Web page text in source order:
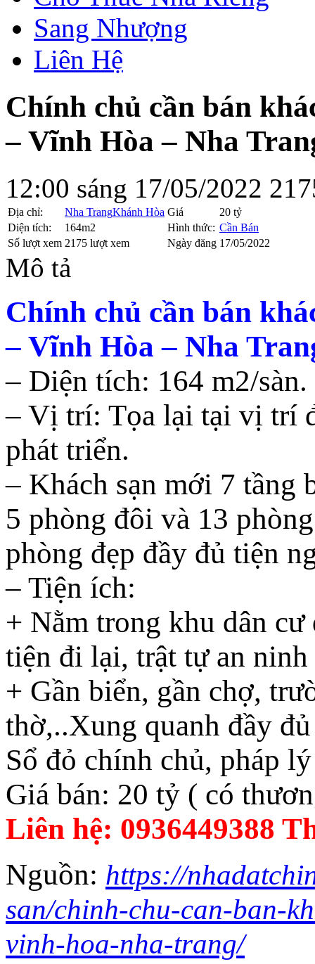
Sang Nhượng
Liên Hệ
Chính chủ cần bán
– Vĩnh Hòa – Nha
12:00 sáng 17/05/2022
Địa chỉ: Nha TrangKhánh Hòa Giá
20 tỷ
Diện tích:
164m2 Hình thức: Cần Bán
Số lượt xem 2175 lượt xem Ngày đăng 17/05/2022
Mô tả
Chính chủ cần bán
– Vĩnh Hòa – Nha
– Diện tích: 164 m2/sàn.
– Vị trí: Tọa lại tại vị trí
phát triển.
– Khách sạn mới 7 tầng
5 phòng đôi và 13
phòng đẹp đầy đủ tiện
– Tiện ích:
+ Nằm trong khu dân
tiện đi lại, trật tự an
+ Gần biển, gần chợ,
thờ,..Xung quanh đầy
Sổ đỏ chính chủ, pháp
Giá bán: 20 tỷ ( có
Liên hệ: 0936449388
Nguồn: https://
san/chinh-chu-can-ban-
vinh-hoa-nha-trang/